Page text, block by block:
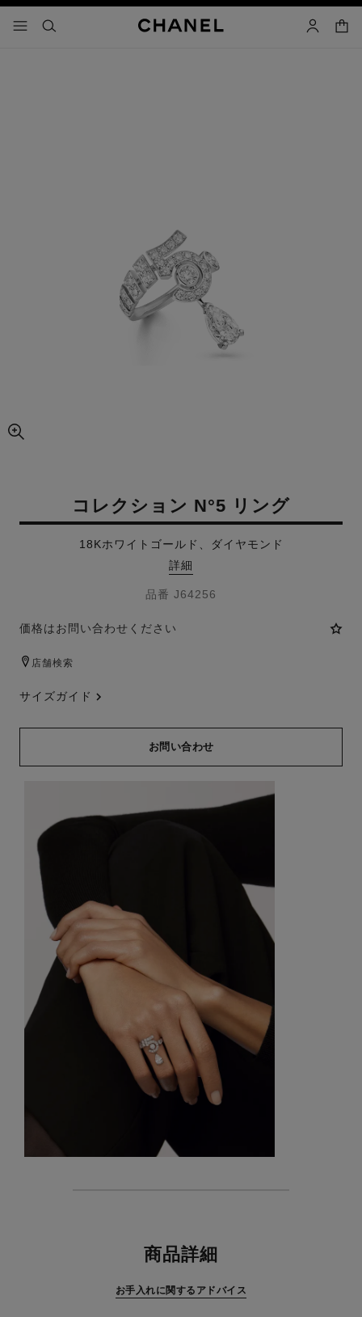
メニュー - メインナビゲーション
- メインナビゲーション
検索 マイアカ
カー
画像の拡大ビュー
コレクション N°5 リング
18Kホワイトゴールド、ダイヤモンド
詳細
品番 J64256
価格はお問い合わせください
店舗検索
サイズガイド
お問い合わせ
商品詳細
お手入れに関するアドバイス